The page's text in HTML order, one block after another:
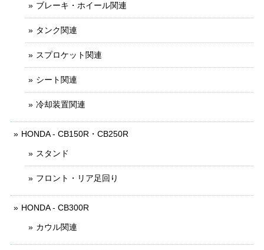
ブレーキ・ホイール関連
タンク関連
スプロケット関連
シート関連
冷却装置関連
HONDA - CB150R・CB250R
スタンド
フロント・リア足回り
HONDA - CB300R
カウル関連